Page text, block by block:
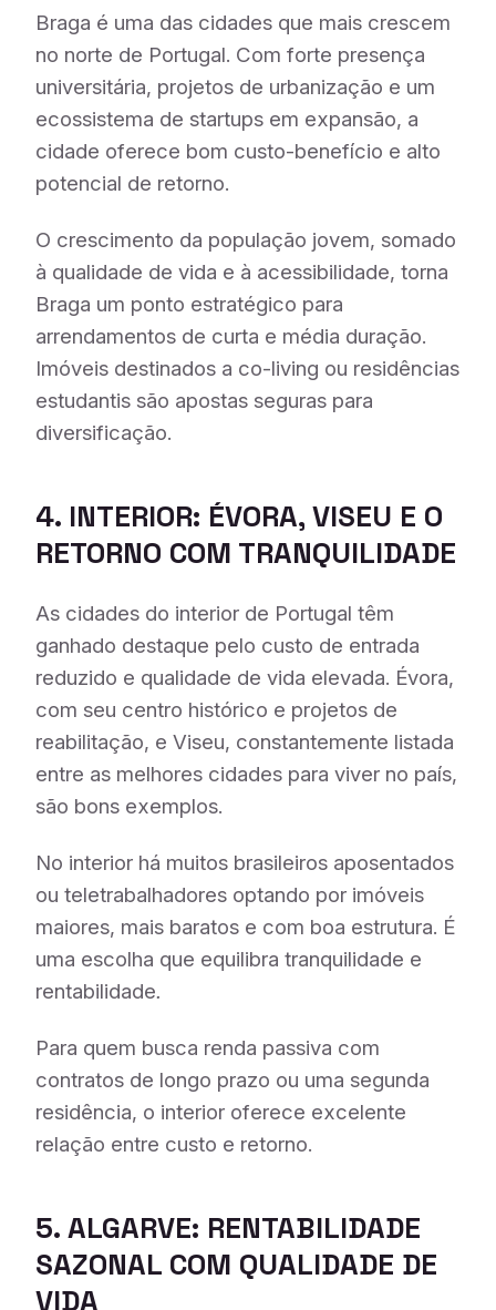
Braga é uma das cidades que mais crescem
no norte de Portugal. Com forte presença
universitária, projetos de urbanização e um
ecossistema de startups em expansão, a
cidade oferece bom custo-benefício e alto
potencial de retorno.
O crescimento da população jovem, somado
à qualidade de vida e à acessibilidade, torna
Braga um ponto estratégico para
arrendamentos de curta e média duração.
Imóveis destinados a co-living ou residências
estudantis são apostas seguras para
diversificação.
4. INTERIOR: ÉVORA, VISEU E O
RETORNO COM TRANQUILIDADE
As cidades do interior de Portugal têm
ganhado destaque pelo custo de entrada
reduzido e qualidade de vida elevada. Évora,
com seu centro histórico e projetos de
reabilitação, e Viseu, constantemente listada
entre as melhores cidades para viver no país,
são bons exemplos.
No interior há muitos brasileiros aposentados
ou teletrabalhadores optando por imóveis
maiores, mais baratos e com boa estrutura. É
uma escolha que equilibra tranquilidade e
rentabilidade.
Para quem busca renda passiva com
contratos de longo prazo ou uma segunda
residência, o interior oferece excelente
relação entre custo e retorno.
5. ALGARVE: RENTABILIDADE
SAZONAL COM QUALIDADE DE
VIDA